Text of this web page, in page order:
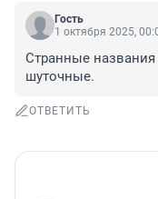
Гость
1 октября 2025,
Странные
шуточные.
ОТВЕТИТЬ